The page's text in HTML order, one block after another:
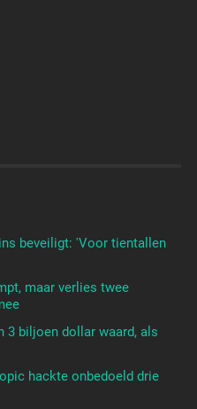
beveiligt: 'Voor tientallen
maar verlies twee
3 biljoen dollar waard, als
hackte onbedoeld drie